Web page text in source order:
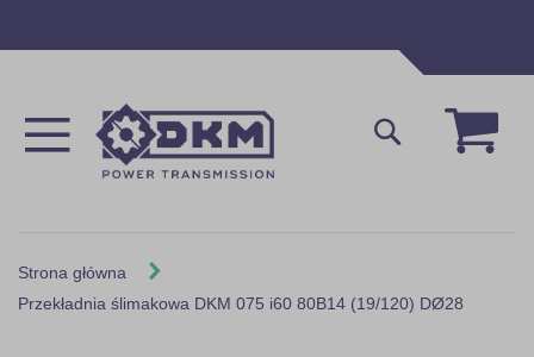
Mój
Szukaj
Strona główna
Przekładnia ślimakowa DKM 075 i60 80B14 (19/120) DØ28